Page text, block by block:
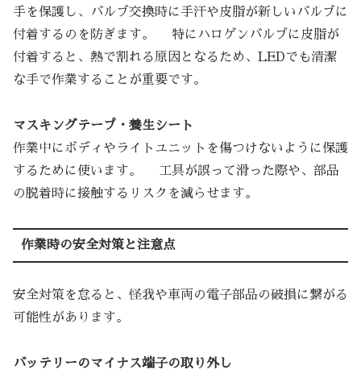
手を保護し、バルブ交換時に手汗や皮脂が新しいバルブに
付着するのを防ぎます。 特にハロゲンバルブに皮脂が
付着すると、熱で割れる原因となるため、LEDでも清潔
な手で作業することが重要です。
マスキングテープ・養生シート
作業中にボディやライトユニットを傷つけないように保護
するために使います。 工具が誤って滑った際や、部品
の脱着時に接触するリスクを減らせます。
作業時の安全対策と注意点
安全対策を怠ると、怪我や車両の電子部品の破損に繋がる
可能性があります。
バッテリーのマイナス端子の取り外し